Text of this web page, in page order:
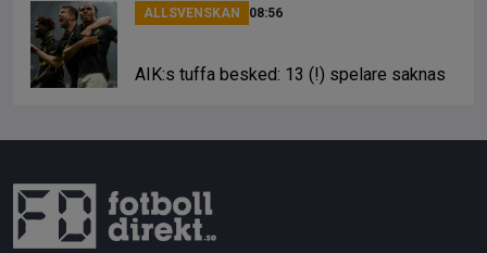
ALLSVENSKAN 08:56
AIK:s tuffa besked: 13 (!) spelare saknas